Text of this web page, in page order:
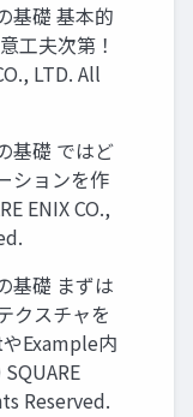
基礎 基本的
工夫次第！
LTD. All
基礎 ではど
ションを作
ENIX CO.,
基礎 まずは
クスチャを
Example内
Reserved.